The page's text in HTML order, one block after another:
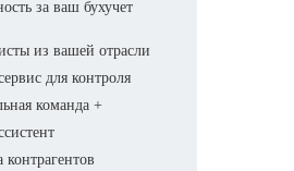
за ваш бухучет
из вашей отрасли
для контроля
команда +
контрагентов